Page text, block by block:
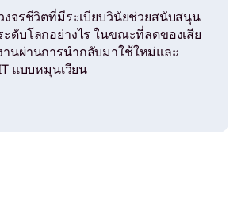
งจรชีวิตที่มีระเบียบวินัยช่วยสนับสนุน
ะดับโลกอย่างไร ในขณะที่ลดของเสีย
านผ่านการนำกลับมาใช้ใหม่และ
แบบหมุนเวียน